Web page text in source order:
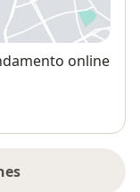
novo separador
online